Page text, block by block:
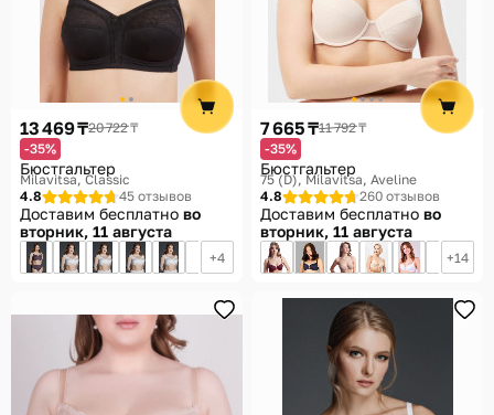
13 469 ₸20 722 ₸
-35%
Бюстгальтер
Milavitsa, Classic
4.8
45 отзывов
Доставим бесплатно во
вторник, 11 августа
4
7 665 ₸11 792 ₸
-35%
Бюстгальтер
75 (D) Milavitsa, Aveline
4.8
260 отзывов
Доставим бесплатно во
вторник, 11 августа
14